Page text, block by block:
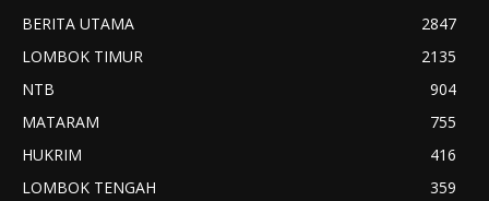
BERITA UTAMA
2847
LOMBOK TIMUR
2135
NTB
904
MATARAM
755
HUKRIM
416
LOMBOK TENGAH
359